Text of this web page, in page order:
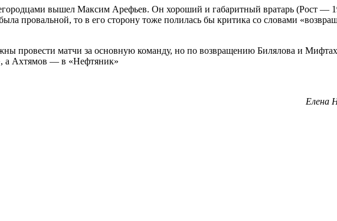
вышел Максим Арефьев. Он хороший и габаритный вратарь (Рост —
провальной, то в его сторону тоже полилась бы критика со словами
провести матчи за основную команду, но по возвращению Билялова и
а Ахтямов — в «Нефтяник»
Елена